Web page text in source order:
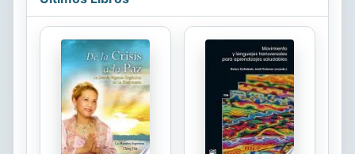
y de la pasión polémica de su autor
realidad de la España de la
Restauración. Aunque mil veces
comparada con La señora Bovary y
famosa como «novela de adulterio»,
La Regenta (1884-1885) –que aquí
recuperamos en edición presentada
y...